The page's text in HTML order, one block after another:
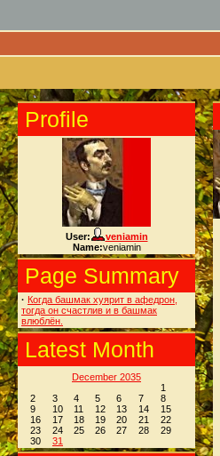
Profile
User:
veniamin
Name:veniamin
Page Summary
· Когда башмак хуярит в афедрон,
тогда он счастлив и в башмак
влюблён.
Latest Month
December 2035
1
2
3 4 5 6 7
8
9
10 11 12 13 14
15
16
17 18 19 20 21
22
23
24 25 26 27 28
29
30
31